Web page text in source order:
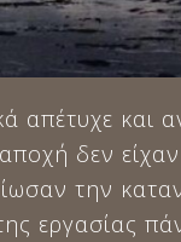
απέτυχε και
δεν
την
εργασίας